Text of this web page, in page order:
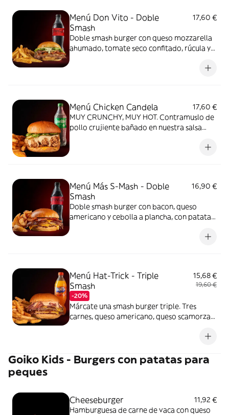
Menú Don Vito - Doble
Smash
17,60 €
Doble smash burger con queso mozzarella
ahumado, tomate seco confitado, rúcula y
Menú Chicken Candela
17,60 €
MUY CRUNCHY, MUY HOT. Contramuslo de
pollo crujiente bañado en nuestra salsa
fresco y pepinillo. Acompañada de patatas,
Menú Más S-Mash - Doble
Smash
16,90 €
Doble smash burger con bacon, queso
americano y cebolla a plancha, con patatas,
Menú Hat-Trick - Triple
Smash
-20%
15,68 €
19,60 €
Márcate una smash burger triple. Tres
carnes, queso americano, queso scamorza
salsa 50 Burger Spread. Acompañada de
Goiko Kids - Burgers con patatas para
peques
Cheeseburger
11,92 €
Hamburguesa de carne de vaca con queso